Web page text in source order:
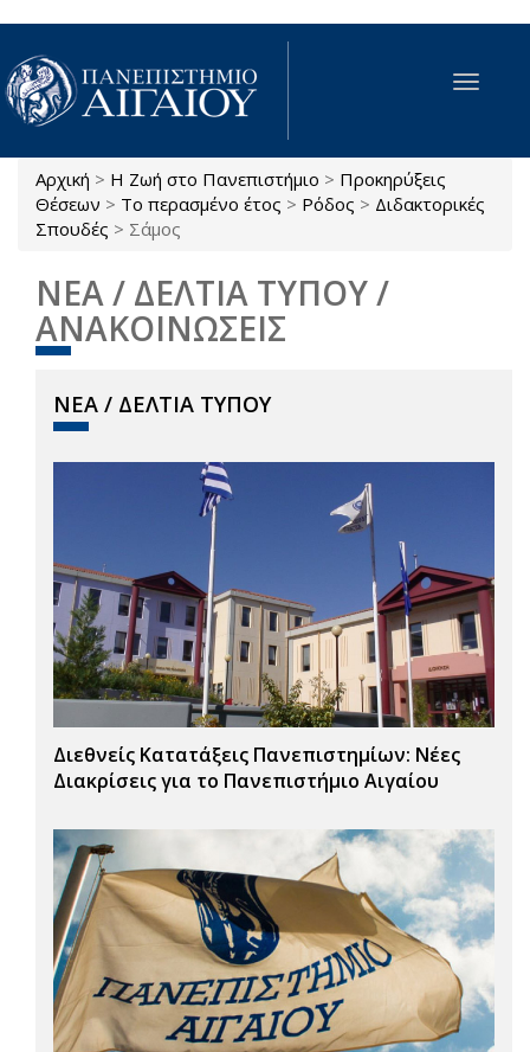
Παράκαμψη προς το κυρίως περιεχόμενο
Toggle
Είστε εδώ
Αρχική > Η Ζωή στο Πανεπιστήμιο > Προκηρύξεις
Θέσεων > Το περασμένο έτος > Ρόδος > Διδακτορικές
Σπουδές > Σάμος
ΝΕΑ / ΔΕΛΤΙΑ ΤΥΠΟΥ /
ΑΝΑΚΟΙΝΩΣΕΙΣ
ΝΕΑ / ΔΕΛΤΙΑ ΤΥΠΟΥ
Διεθνείς Κατατάξεις Πανεπιστημίων: Νέες
Διακρίσεις για το Πανεπιστήμιο Αιγαίου